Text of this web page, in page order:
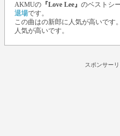
AKMUの『Love Lee』 のベストシ
退場です。
この曲はの新郎に人気が高いです
人気が高いです。
スポンサー